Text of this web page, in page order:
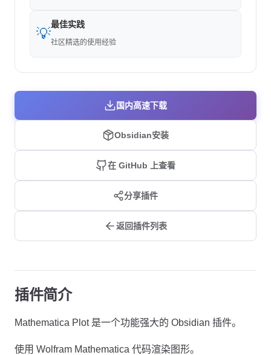
💡
最佳实践
社区精选的使用经验
国内高速下载
Obsidian安装
在 GitHub 上查看
分享插件
返回插件列表
插件简介
Mathematica Plot 是一个功能强大的 Obsidian 插件。
使用 Wolfram Mathematica 代码渲染图形。